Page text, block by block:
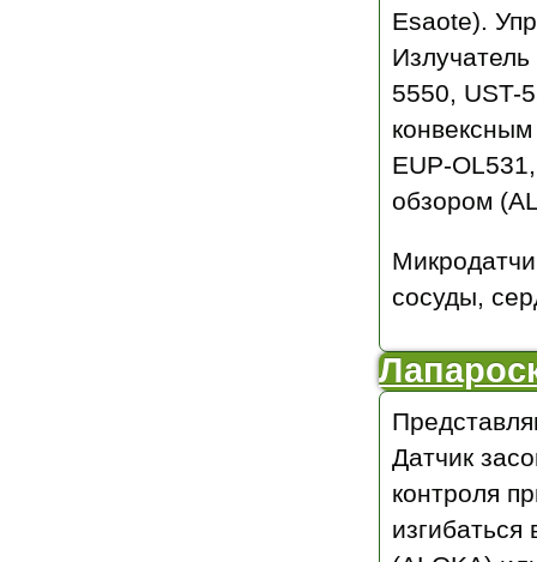
Esaote).
5550, UST-
EUP-
обзором
сосуды,
Датчик
контроля
изгибаться